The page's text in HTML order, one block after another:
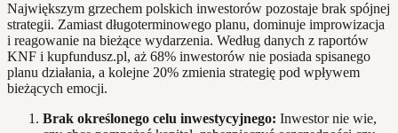
Największym grzechem polskich inwestorów pozostaje brak spójnej
strategii. Zamiast długoterminowego planu, dominuje improwizacja
i reagowanie na bieżące wydarzenia. Według danych z raportów
KNF i kupfundusz.pl, aż 68% inwestorów nie posiada spisanego
planu działania, a kolejne 20% zmienia strategię pod wpływem
bieżących emocji.
Brak określonego celu inwestycyjnego: Inwestor nie wie,